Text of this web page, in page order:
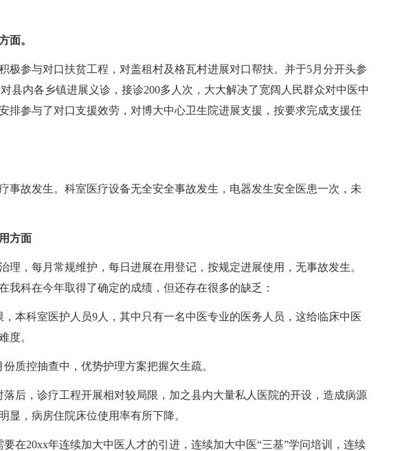
。
参与对口扶贫工程，对盖租村及格瓦村进展对口帮扶。并于5月分开头参
县内各乡镇进展义诊，接诊200多人次，大大解决了宽阔人民群众对中医中
排参与了对口支援效劳，对博大中心卫生院进展支援，按要求完成支援任
故发生。科室医疗设备无全安全事故发生，电器发生安全医患一次，未
方面
，每月常规维护，每日进展在用登记，按规定进展使用，无事故发生。
我科在今年取得了确定的成绩，但还存在很多的缺乏：
科室医护人员9人，其中只有一名中医专业的医务人员，这给临床中医
度。
控抽查中，优势护理方案把握欠生疏。
，诊疗工程开展相对较局限，加之县内大量私人医院的开设，造成病源
显，病房住院床位使用率有所下降。
20xx年连续加大中医人才的引进，连续加大中医“三基”学问培训，连续